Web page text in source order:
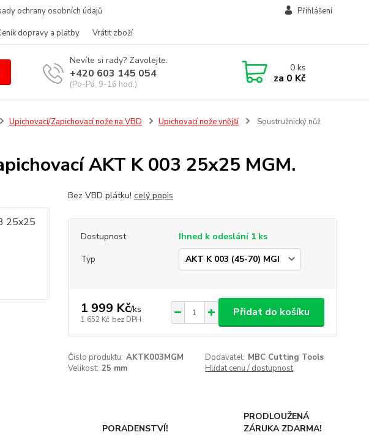
ochrany osobních údajů
dopravy a platby Vrátit zboží
Přihlášení
Nevíte si rady? Zavolejte.
+420 603 145 054
(Po-Pá, 9-16 hod.)
0ks
za 0 Kč
Upichovací/Zapichovací nože na VBD Upichovací nože vnější
Soustružnický nůž
AKT K 003 25x25 MGM.
Bez VBD plátku! celý popis
Dostupnost
Ihned k odeslání 1 ks
Typ
1 999 Kč/ks
1 652 Kč bez DPH
Přidat do košíku
Číslo produktu: AKTK003MGM Dodavatel: MBC Cutting Tools
Velikost: 25 mm Hlídat cenu / dostupnost
PORADENSTVÍ!
PRODLOUŽENÁ
ZÁRUKA ZDARMA!